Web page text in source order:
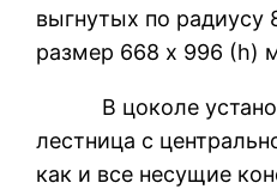
выгнутых по
размер 668 х 996
В цоколе
лестница с
как и все несущие